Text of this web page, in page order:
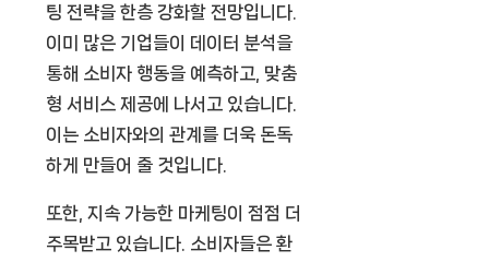
팅 전략을 한층 강화할 전망입니다.
이미 많은 기업들이 데이터 분석을
통해 소비자 행동을 예측하고, 맞춤
형 서비스 제공에 나서고 있습니다.
이는 소비자와의 관계를 더욱 돈독
하게 만들어 줄 것입니다.
또한, 지속 가능한 마케팅이 점점 더
주목받고 있습니다. 소비자들은 환